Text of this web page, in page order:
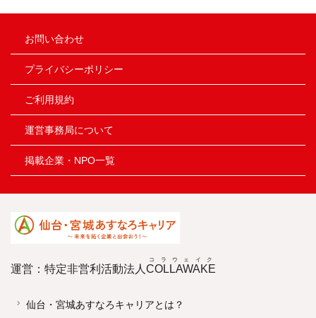
お問い合わせ
プライバシーポリシー
ご利用規約
運営事務局について
掲載企業・NPO一覧
運営：特定非営利活動法人COLLAWAKE
コラウェイク
仙台・宮城あすなろキャリアとは？